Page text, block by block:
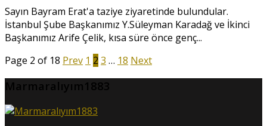
Sayın Bayram Erat'a taziye ziyaretinde bulundular.
İstanbul Şube Başkanımız Y.Süleyman Karadağ ve İkinci
Başkanımız Arife Çelik, kısa süre önce genç...
Page 2 of 18 Prev 1 2 3 … 18 Next
Marmaralıyım1883